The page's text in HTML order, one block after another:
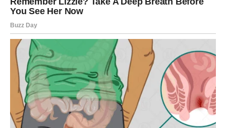
omogućava izgradnju mostova umjesto zidova. Ovaj
podršku drugih, što dodatno naglašava važnost zajednice
u ovom putovanju.
Na Putu Ka Pomirenju: Zajednica i
Duhovni Rasti
Ova priča nas također podsjeća na važnost zajednice u
procesu promjene. Kroz međuljudske veze, možemo